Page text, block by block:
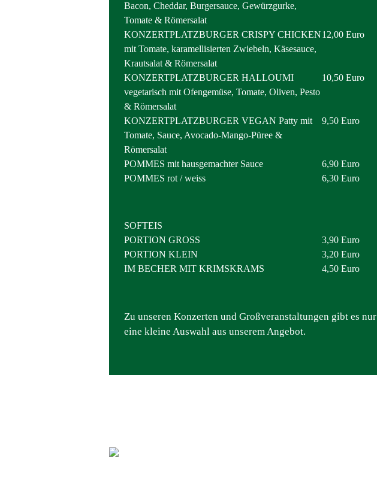
Bacon, Cheddar, Burgersauce, Gewürzgurke,
Tomate & Römersalat
KONZERTPLATZBURGER CRISPY CHICKEN
mit Tomate, karamellisierten Zwiebeln, Käsesauce,
Krautsalat & Römersalat
12,00 Euro
KONZERTPLATZBURGER HALLOUMI
vegetarisch mit Ofengemüse, Tomate, Oliven, Pesto
& Römersalat
10,50 Euro
KONZERTPLATZBURGER VEGAN Patty mit
Tomate, Sauce, Avocado-Mango-Püree &
Römersalat
9,50 Euro
POMMES mit hausgemachter Sauce
6,90 Euro
POMMES rot / weiss
6,30 Euro
SOFTEIS
PORTION GROSS
3,90 Euro
PORTION KLEIN
3,20 Euro
IM BECHER MIT KRIMSKRAMS
4,50 Euro
Zu unseren Konzerten und Großveranstaltungen gibt es nur
eine kleine Auswahl aus unserem Angebot.